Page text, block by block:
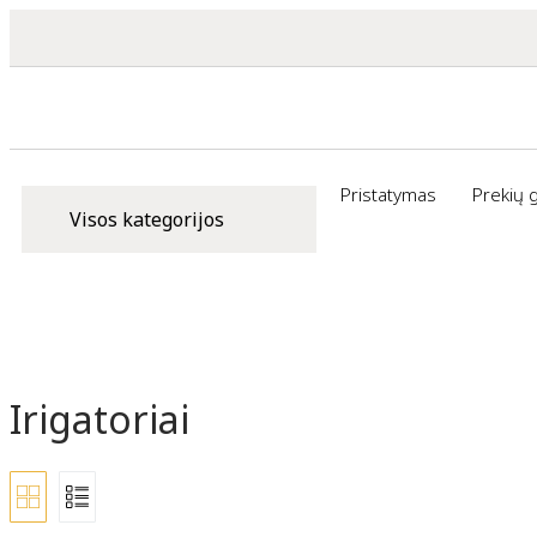
Visos kategorijos
Pristatymas Prekių
Irigatoriai